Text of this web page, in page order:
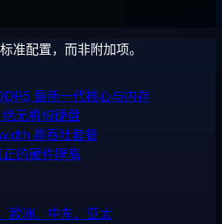
准配置，而非附加项。
最新一代核心与内存
绝无机械硬盘
高吞吐套餐
正的硬件隔离
欧洲、中东、亚太